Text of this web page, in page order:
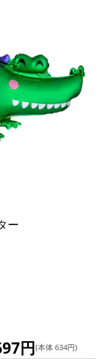
ー
円(本体 634円)